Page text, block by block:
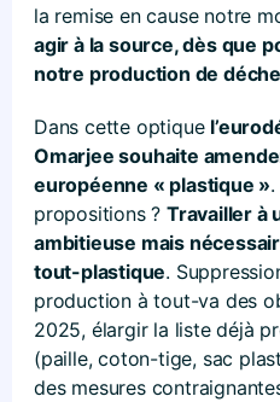
la remise en cause notre
agir à la source, dès que
notre production de
Dans cette optique
Omarjee souhaite
européenne « plastique »
propositions ?Travailler à
ambitieuse mais
tout-plastique.
production à tout-va des
2025, élargir la liste déjà
(paille, coton-tige, sac
des mesures